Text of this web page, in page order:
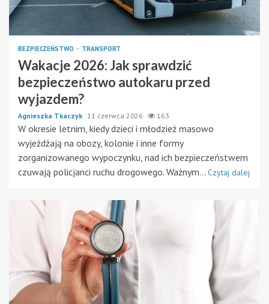
BEZPIECZEŃSTWO TRANSPORT
Wakacje 2026: Jak sprawdzić
bezpieczeństwo autokaru przed
wyjazdem?
Agnieszka Tkaczyk 11 czerwca 2026 163
W okresie letnim, kiedy dzieci i młodzież masowo
wyjeżdżają na obozy, kolonie i inne formy
zorganizowanego wypoczynku, nad ich bezpieczeństwem
czuwają policjanci ruchu drogowego. Ważnym... Czytaj dalej